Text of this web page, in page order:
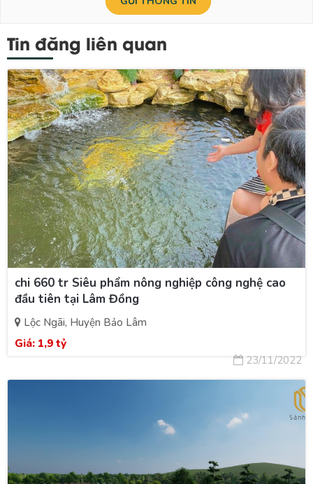
Tin đăng liên quan
chi 660 tr Siêu phẩm nông nghiệp công nghệ cao
đầu tiên tại Lâm Đồng
Lộc Ngãi, Huyện Bảo Lâm
Giá: 1,9 tỷ
23/11/2022